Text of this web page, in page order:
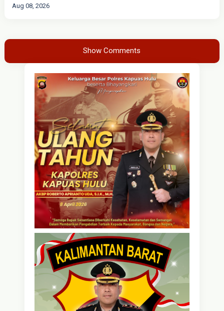
Aug 08, 2026
Show Comments